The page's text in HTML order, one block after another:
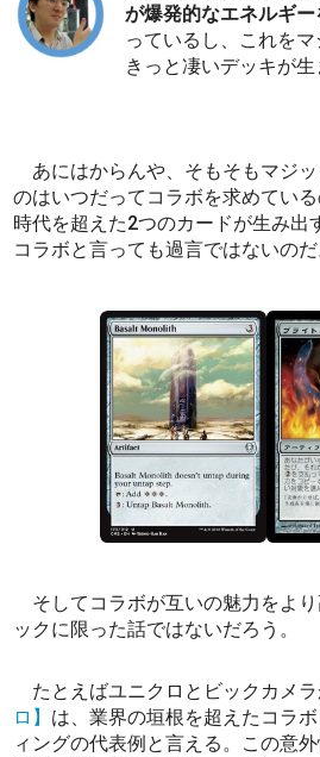
が爆発的なエネルギ
っているし、これを
きっと凄いデッキが生
あにはからんや、そもそもマジ
のはいつだってコラボを求めてい
時代を超えた2つのカードが生み出
コラボと言っても過言ではないのだ
そしてコラボが互いの魅力をよ
ックに限った話ではないだろう。
たとえばユニクロとビックカメ
ロ】 は、業界の垣根を超えたコラ
ィングの代表例と言える。この意